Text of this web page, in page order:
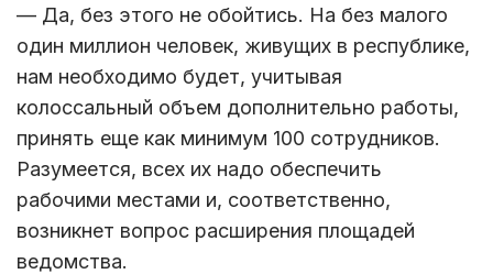
— Да, без этого не обойтись. На без малого
один миллион человек, живущих в республике,
нам необходимо будет, учитывая
колоссальный объем дополнительно работы,
принять еще как минимум 100 сотрудников.
Разумеется, всех их надо обеспечить
рабочими местами и, соответственно,
возникнет вопрос расширения площадей
ведомства.